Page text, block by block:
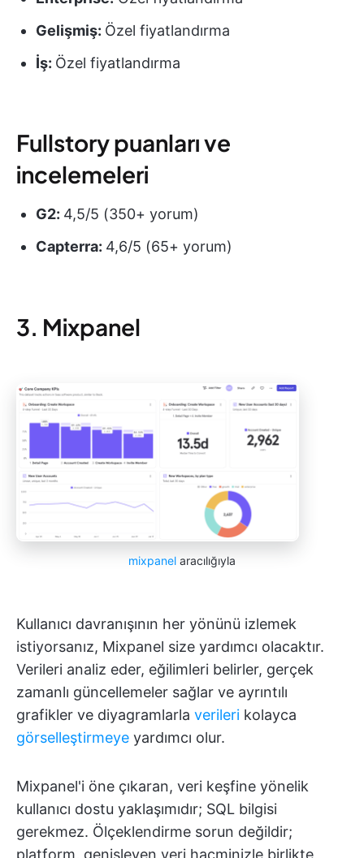
Gelişmiş: Özel fiyatlandırma
İş: Özel fiyatlandırma
Fullstory puanları ve
incelemeleri
G2: 4,5/5 (350+ yorum)
Capterra: 4,6/5 (65+ yorum)
3. Mixpanel
mixpanel aracılığıyla
Kullanıcı davranışının her yönünü izlemek
istiyorsanız, Mixpanel size yardımcı olacaktır.
Verileri analiz eder, eğilimleri belirler, gerçek
zamanlı güncellemeler sağlar ve ayrıntılı
grafikler ve diyagramlarla verileri kolayca
görselleştirmeye yardımcı olur.
Mixpanel'i öne çıkaran, veri keşfine yönelik
kullanıcı dostu yaklaşımıdır; SQL bilgisi
gerekmez. Ölçeklendirme sorun değildir;